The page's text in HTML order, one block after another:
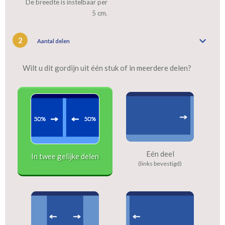
De breedte is instelbaar per
5 cm.
2 Aantal delen
Wilt u dit gordijn uit één stuk of in meerdere delen?
In twee gelijke delen Eén deel
(links bevestigd)